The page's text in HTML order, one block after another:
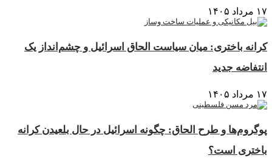
۱۷ مرداد ۱۴۰۵
کرانه باختری: میان سیاست الحاق اسرائیل و چشم‌انداز یک
انتفاضه جدید
۱۷ مرداد ۱۴۰۵
پوگروم‌ها و طرح الحاق: چگونه اسرائیل در حال بلعیدن کرانه
باختری است؟